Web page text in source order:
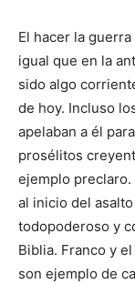
El hacer la
igual que en la
sido algo
de hoy. Incluso
apelaban a él
prosélitos
ejemplo
al inicio del
todopoderoso y
Biblia. Franco y
son ejemplo de